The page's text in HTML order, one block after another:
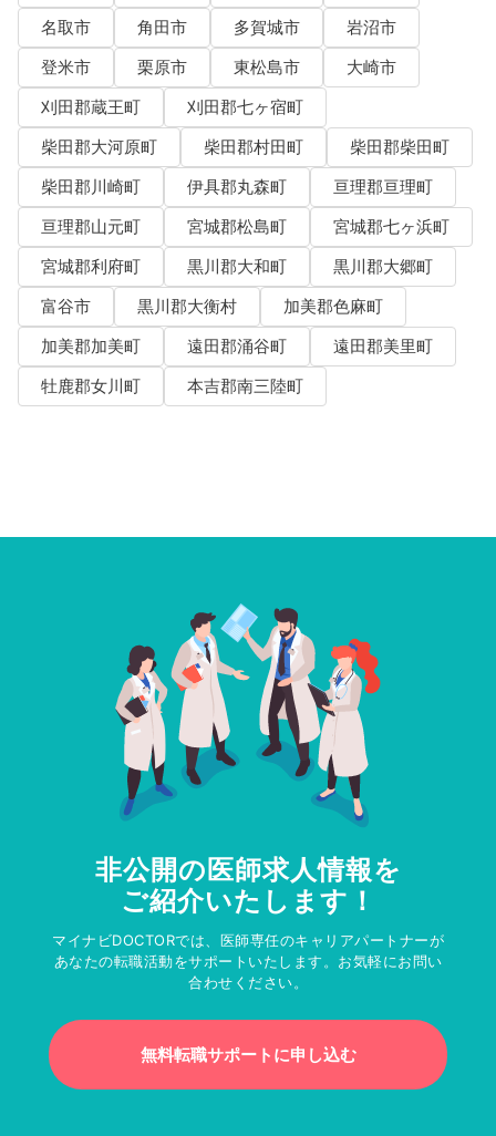
名取市
角田市 多賀城市
岩沼市
登米市
栗原市 東松島市
大崎市
刈田郡蔵王町
刈田郡七ヶ宿町
柴田郡大河原町
柴田郡村田町
柴田郡柴田町
柴田郡川崎町
伊具郡丸森町
亘理郡亘理町
亘理郡山元町
宮城郡松島町
宮城郡七ヶ浜町
宮城郡利府町
黒川郡大和町
黒川郡大郷町
富谷市
黒川郡大衡村
加美郡色麻町
加美郡加美町
遠田郡涌谷町
遠田郡美里町
牡鹿郡女川町
本吉郡南三陸町
非公開の医師求人情報を
ご紹介いたします！
マイナビDOCTORでは、医師専任のキャリアパートナーが
あなたの転職活動をサポートいたします。お気軽にお問い
合わせください。
無料転職サポートに申し込む